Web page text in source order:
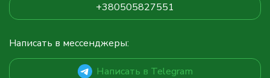
+380505827551
Написать в мессенджеры:
Написать в Telegram